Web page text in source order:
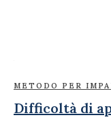
METODO PER
Difficoltà di